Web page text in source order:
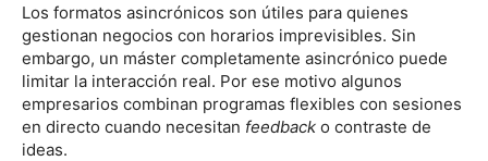
Los formatos asincrónicos son útiles para quienes
gestionan negocios con horarios imprevisibles. Sin
embargo, un máster completamente asincrónico puede
limitar la interacción real. Por ese motivo algunos
empresarios combinan programas flexibles con sesiones
en directo cuando necesitan feedback o contraste de
ideas.